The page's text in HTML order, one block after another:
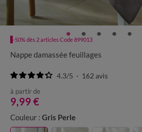
-50% dès 2 articles Code 899013
Nappe damassée feuillages
4.3/5 - 162 avis
à partir de
9,99 €
Couleur : Gris Perle